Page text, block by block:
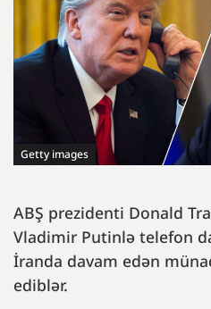
Getty images
ABŞ prezidenti Donald
Vladimir Putinlə telefon
İranda davam edən
ediblər.